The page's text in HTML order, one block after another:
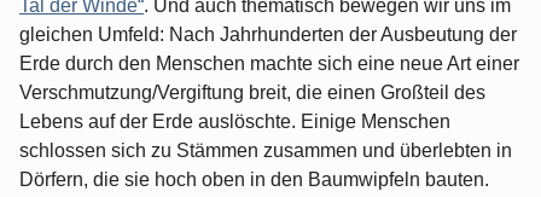
Tal der Winde“. Und auch thematisch bewegen wir uns im
gleichen Umfeld: Nach Jahrhunderten der Ausbeutung der
Erde durch den Menschen machte sich eine neue Art einer
Verschmutzung/Vergiftung breit, die einen Großteil des
Lebens auf der Erde auslöschte. Einige Menschen
schlossen sich zu Stämmen zusammen und überlebten in
Dörfern, die sie hoch oben in den Baumwipfeln bauten.